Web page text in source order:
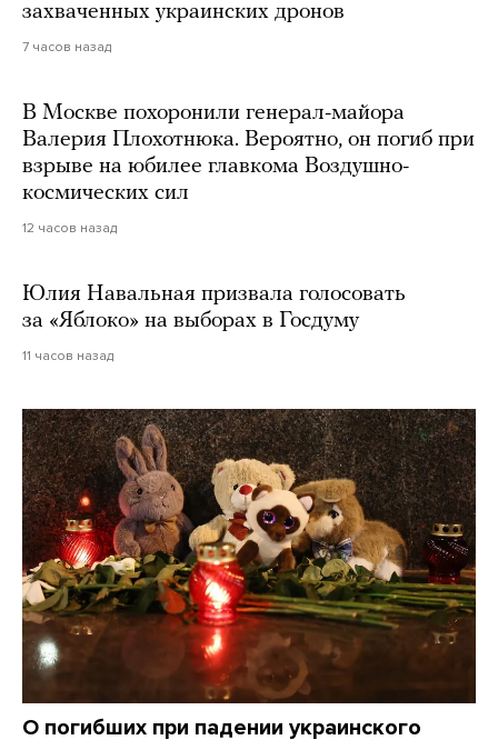
захваченных украинских дронов
7 часов назад
В Москве похоронили генерал-майора
Валерия Плохотнюка. Вероятно, он погиб при
взрыве на юбилее главкома Воздушно-
космических сил
12 часов назад
Юлия Навальная призвала голосовать
за «Яблоко» на выборах в Госдуму
11 часов назад
О погибших при падении украинского